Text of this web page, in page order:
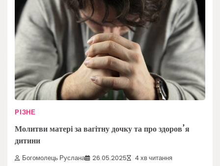
РІЗНЕ
Молитви матері за вагітну дочку та про здоров’я
дитини
Богомолець Руслана 26.05.2025 4 хв читання